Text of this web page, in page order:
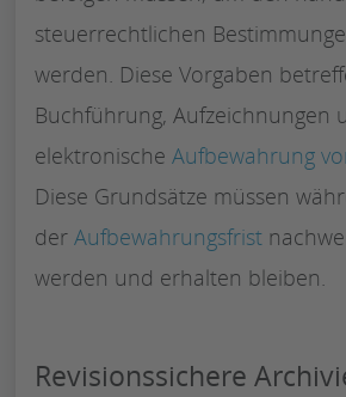
steuerrechtlichen
werden. Diese Vorgaben
Buchführung, Aufzeichnungen
elektronische Aufbewahrung
Diese Grundsätze müssen
der Aufbewahrungsfrist
werden und erhalten bleiben.
Revisionssichere